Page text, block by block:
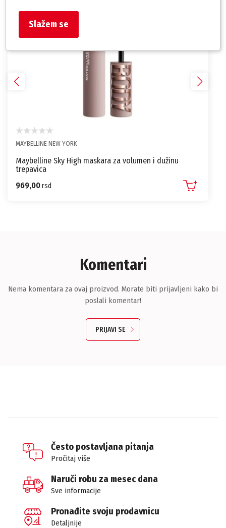
MAYBELLINE NEW YORK
Maybelline Sky High maskara za volumen i dužinu
trepavica
969,00rsd
Komentari
Nema komentara za ovaj proizvod. Morate biti prijavljeni kako bi
poslali komentar!
PRIJAVI SE
Često postavljana pitanja
Pročitaj više
Naruči robu za mesec dana
Sve informacije
Pronađite svoju prodavnicu
Detaljnije
Slažem se